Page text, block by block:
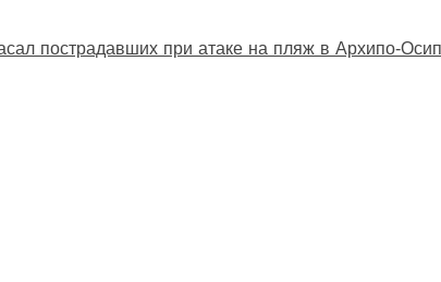
пострадавших при атаке на пляж в